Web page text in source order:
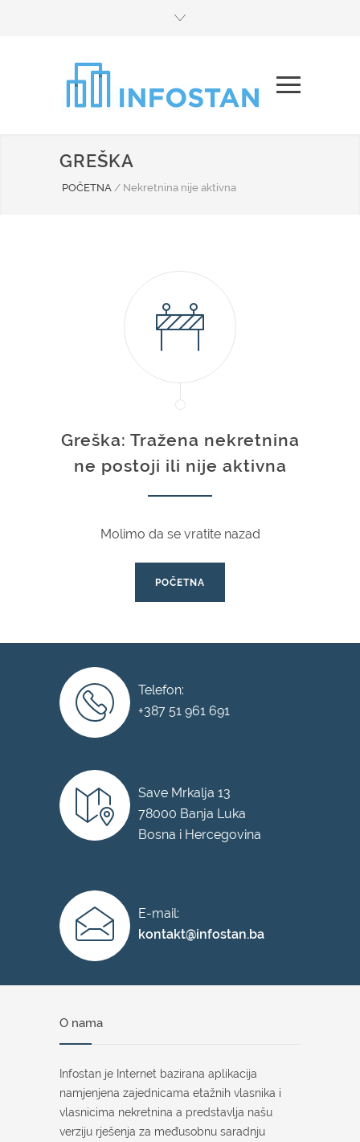
GREŠKA
POČETNA / Nekretnina nije aktivna
Greška: Tražena nekretnina
ne postoji ili nije aktivna
Molimo da se vratite nazad
POČETNA
Telefon:
+387 51 961 691
Save Mrkalja 13
78000 Banja Luka
Bosna i Hercegovina
E-mail:
kontakt@infostan.ba
O nama
Infostan je Internet bazirana aplikacija
namjenjena zajednicama etažnih vlasnika i
vlasnicima nekretnina a predstavlja našu
verziju rješenja za međusobnu saradnju